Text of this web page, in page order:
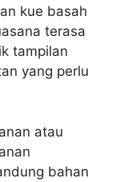
kue basah
terasa
tampilan
yang perlu
atau
bahan